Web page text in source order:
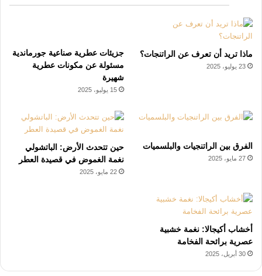
ماذا تريد أن تعرف عن الراتنجات؟
23 يوليو، 2025
جزيئات عطرية صناعية جورماندية
مسئولة عن مكونات عطرية
شهيرة
15 يوليو، 2025
الفرق بين الراتنجيات والبلسميات
27 مايو، 2025
حين تتحدث الأرض: الباتشولي
نغمة الغموض في قصيدة العطر
22 مايو، 2025
أخشاب أكيجالا: نغمة خشبية
عصرية برائحة الفخامة
30 أبريل، 2025